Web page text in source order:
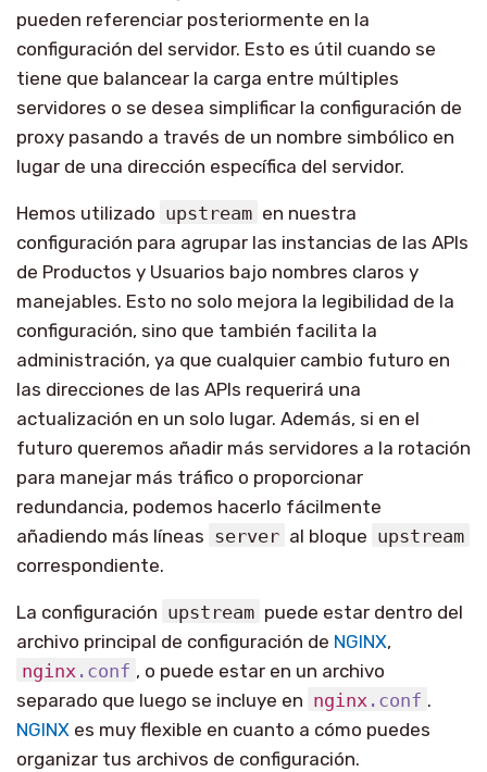
pueden referenciar posteriormente en la
configuración del servidor. Esto es útil cuando se
tiene que balancear la carga entre múltiples
servidores o se desea simplificar la configuración de
proxy pasando a través de un nombre simbólico en
lugar de una dirección específica del servidor.
Hemos utilizado upstream en nuestra
configuración para agrupar las instancias de las APIs
de Productos y Usuarios bajo nombres claros y
manejables. Esto no solo mejora la legibilidad de la
configuración, sino que también facilita la
administración, ya que cualquier cambio futuro en
las direcciones de las APIs requerirá una
actualización en un solo lugar. Además, si en el
futuro queremos añadir más servidores a la rotación
para manejar más tráfico o proporcionar
redundancia, podemos hacerlo fácilmente
añadiendo más líneas server al bloque upstream
correspondiente.
La configuración upstream puede estar dentro del
archivo principal de configuración de NGINX,
nginx .conf , o puede estar en un archivo
separado que luego se incluye en nginx .conf .
NGINX es muy flexible en cuanto a cómo puedes
organizar tus archivos de configuración.